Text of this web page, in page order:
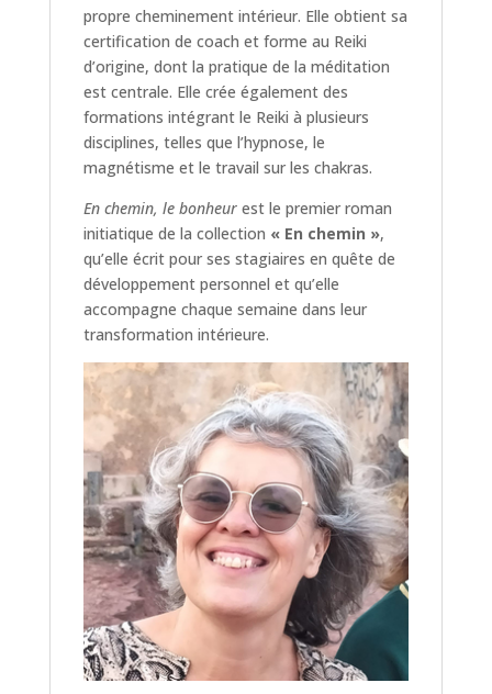
propre cheminement intérieur. Elle obtient sa
certification de coach et forme au Reiki
d’origine, dont la pratique de la méditation
est centrale. Elle crée également des
formations intégrant le Reiki à plusieurs
disciplines, telles que l’hypnose, le
magnétisme et le travail sur les chakras.
En chemin, le bonheurest le premier roman
initiatique de la collection « En chemin »,
qu’elle écrit pour ses stagiaires en quête de
développement personnel et qu’elle
accompagne chaque semaine dans leur
transformation intérieure.